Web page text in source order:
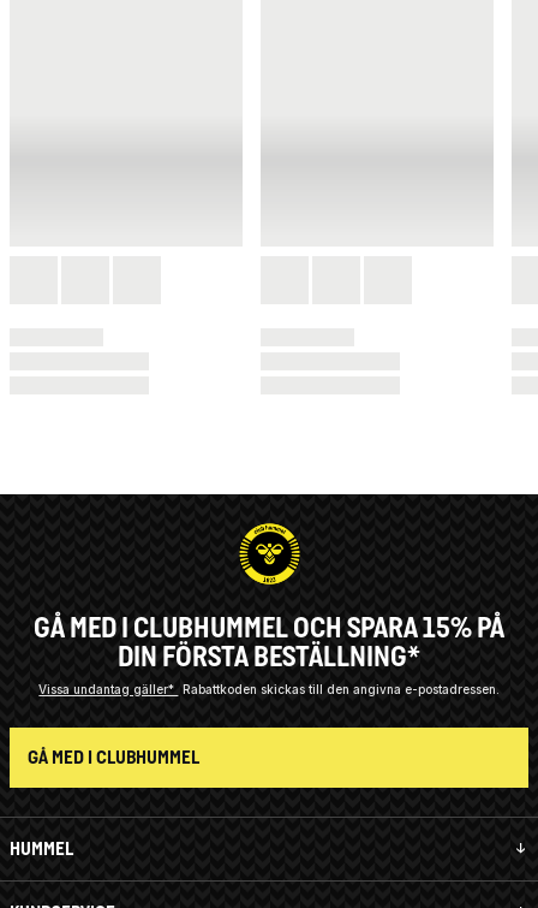
HUMMEL
GÅ MED I CLUBHUMMEL OCH SPARA 15% PÅ
DIN FÖRSTA BESTÄLLNING*
Vissa undantag gäller* Rabattkoden skickas till den angivna e-postadressen.
GÅ MED I CLUBHUMMEL